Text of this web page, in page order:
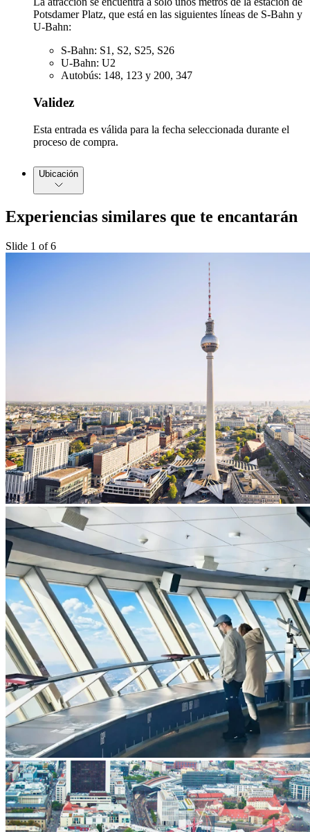
Potsdamer Platz, que está en las siguientes líneas de S-Bahn y
U-Bahn:
S-Bahn: S1, S2, S25, S26
U-Bahn: U2
Autobús: 148, 123 y 200, 347
Validez
Esta entrada es válida para la fecha seleccionada durante el
proceso de compra.
Ubicación
Experiencias similares que te encantarán
Slide 1 of 6